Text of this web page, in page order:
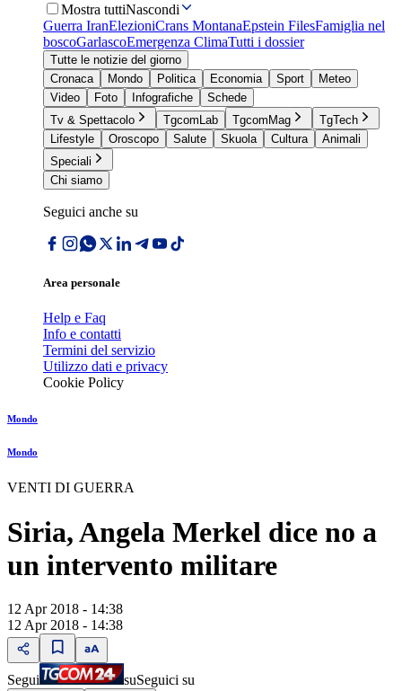
Mostra tuttiNascondi
Guerra IranElezioniCrans MontanaEpstein FilesFamiglia nel
boscoGarlascoEmergenza ClimaTutti i dossier
Tutte le notizie del giorno
Cronaca
Mondo Politica Economia Sport
Meteo
Video
Foto Infografiche
Schede
Tv & Spettacolo
TgcomLab TgcomMag
TgTech
Lifestyle
Oroscopo Salute Skuola Cultura
Animali
Speciali
Chi siamo
Seguici anche su
Area personale
Help e Faq
Info e contatti
Termini del servizio
Utilizzo dati e privacy
Cookie Policy
Mondo
Mondo
VENTI DI GUERRA
Siria, Angela Merkel dice no a
un intervento militare
12 Apr 2018 - 14:38
12 Apr 2018 - 14:38
Segui suSeguici su